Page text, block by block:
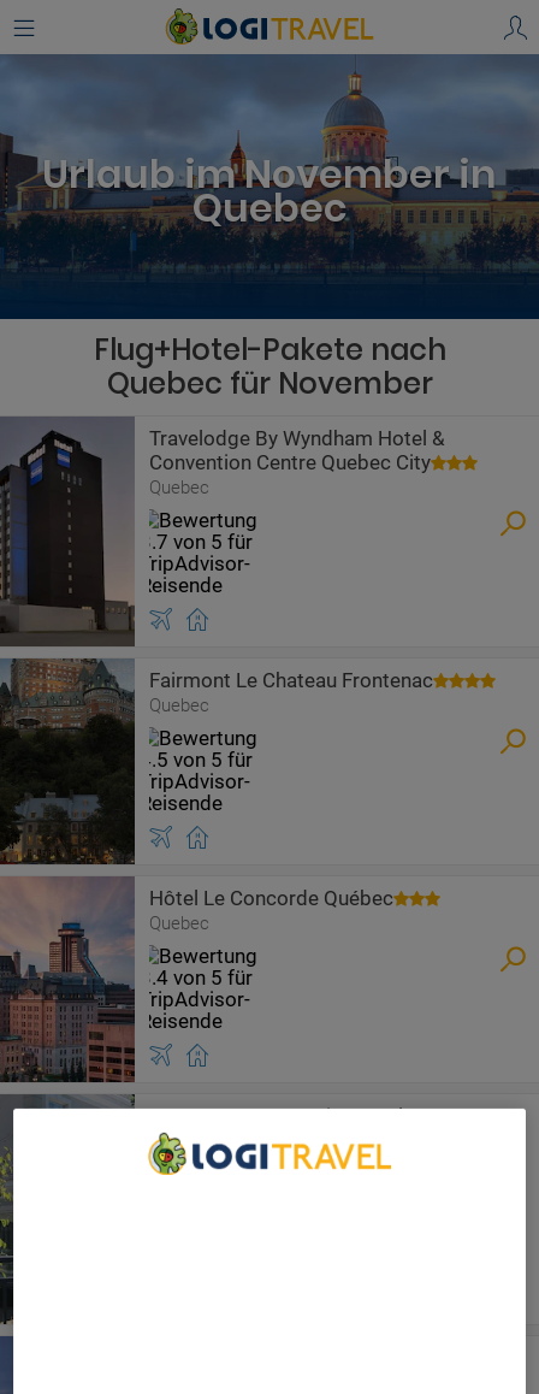
Urlaub im November in
Quebec
Flug+Hotel-Pakete nach
Quebec für November
Travelodge By Wyndham Hotel &
Convention Centre Quebec City
Quebec
Fairmont Le Chateau Frontenac
Quebec
Hôtel Le Concorde Québec
Quebec
Best Western Premier Hôtel
Aristocrate
Quebec